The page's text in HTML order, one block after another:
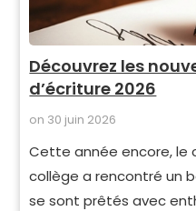
Découvrez les
d’écriture 2026
on 30 juin 2026
Cette année encore, le
collège a rencontré un
se sont prêtés avec